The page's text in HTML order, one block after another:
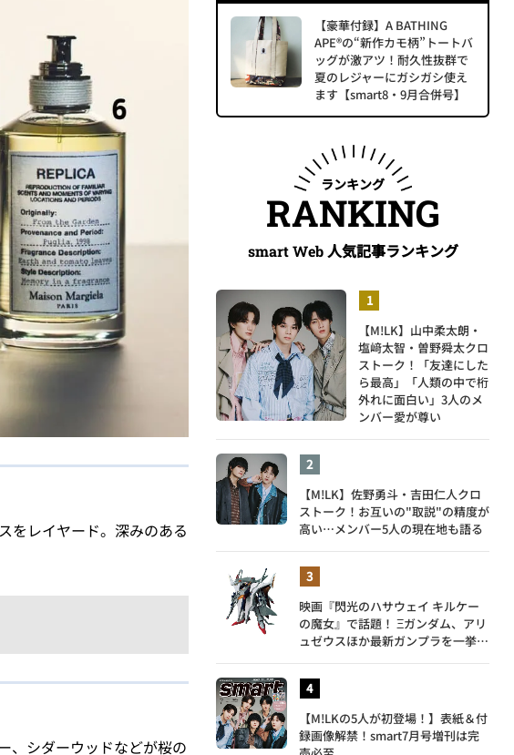
をレイヤード。深みのある
、シダーウッドなどが桜の
【豪華付録】A BATHING
APE®の“新作カモ柄”トートバ
ッグが激アツ！耐久性抜群で
夏のレジャーにガシガシ使え
ます【smart8・9月合併号】
ランキング
RANKING
smart Web人気記事ランキング
【M!LK】山中柔太朗・
塩﨑太智・曽野舜太クロ
ストーク！「友達にした
ら最高」「人類の中で桁
外れに面白い」3人のメ
ンバー愛が尊い
【M!LK】佐野勇斗・吉田仁人クロ
ストーク！お互いの"取説"の精度が
高い…メンバー5人の現在地も語る
映画『閃光のハサウェイ キルケー
の魔女』で話題！ Ξガンダム、アリ
ュゼウスほか最新ガンプラを一挙紹
【M!LKの5人が初登場！】表紙＆付
録画像解禁！smart7月号増刊は完